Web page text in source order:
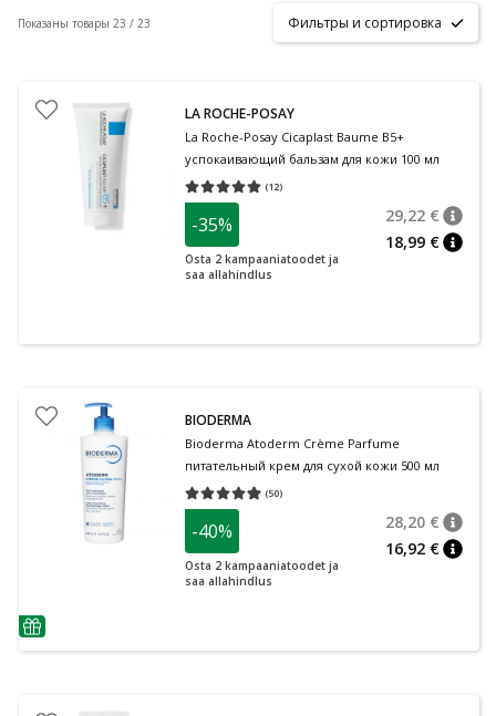
Показаны товары 23 / 23 Фильтры и сортировка
LA ROCHE-POSAY
La Roche-Posay Cicaplast Baume B5+
успокаивающий бальзам для кожи 100 мл
(12)
Средняя оценка 5.00
-35%
Osta 2 kampaaniatoodet ja
saa allahindlus
29,22 €
18,99 €
nõuanne
BIODERMA
Bioderma Atoderm Crème Parfume
питательный крем для сухой кожи 500 мл
(50)
Средняя оценка 4.96
-40%
Osta 2 kampaaniatoodet ja
saa allahindlus
28,20 €
16,92 €